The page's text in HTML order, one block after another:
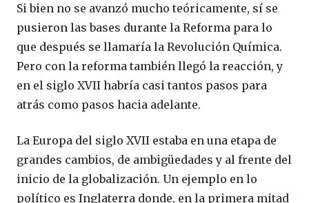
Si bien no se avanzó mucho teóricamente, sí se
pusieron las bases durante la Reforma para lo
que después se llamaría la Revolución Química.
Pero con la reforma también llegó la reacción, y
en el siglo XVII habría casi tantos pasos para
atrás como pasos hacia adelante.
La Europa del siglo XVII estaba en una etapa de
grandes cambios, de ambigüedades y al frente del
inicio de la globalización. Un ejemplo en lo
político es Inglaterra donde, en la primera mitad